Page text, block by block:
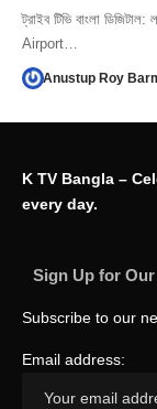
ট্রাইব টিভি বাংলা
Airport…
Anustup Roy
K TV Bangla –
every day.
Sign Up for
Subscribe to our
Email address: